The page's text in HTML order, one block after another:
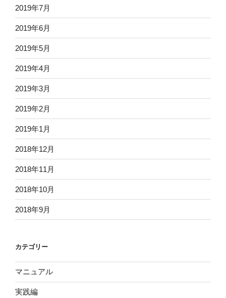
2019年7月
2019年6月
2019年5月
2019年4月
2019年3月
2019年2月
2019年1月
2018年12月
2018年11月
2018年10月
2018年9月
カテゴリー
マニュアル
実践編